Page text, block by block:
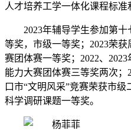
人才培养工学一体化课程标准
2023年辅导学生参加第
等奖，市级一等奖；2023荣
赛团体赛一等奖；2022、
能力大赛团体赛三等奖两次；
口市“文明风采”竞赛荣获市
科学调研课题一等奖。